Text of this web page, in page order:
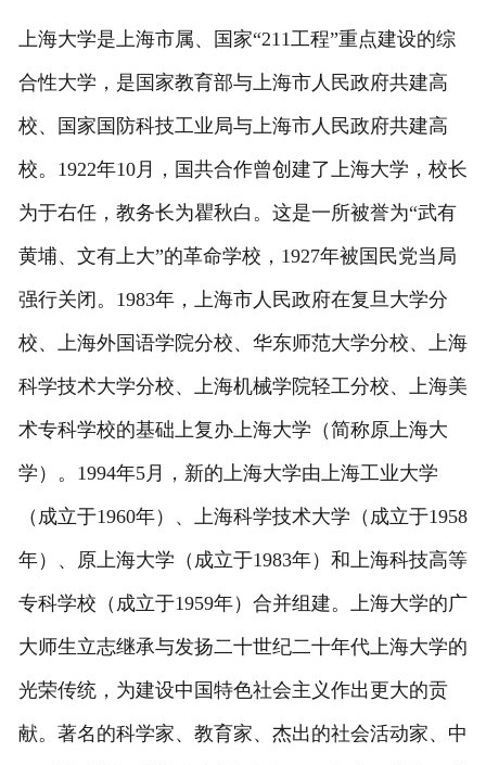
上海大学是上海市属、国家“211工程”重点建设的综
合性大学，是国家教育部与上海市人民政府共建高
校、国家国防科技工业局与上海市人民政府共建高
校。1922年10月，国共合作曾创建了上海大学，校长
为于右任，教务长为瞿秋白。这是一所被誉为“武有
黄埔、文有上大”的革命学校，1927年被国民党当局
强行关闭。1983年，上海市人民政府在复旦大学分
校、上海外国语学院分校、华东师范大学分校、上海
科学技术大学分校、上海机械学院轻工分校、上海美
术专科学校的基础上复办上海大学（简称原上海大
学）。1994年5月，新的上海大学由上海工业大学
（成立于1960年）、上海科学技术大学（成立于1958
年）、原上海大学（成立于1983年）和上海科技高等
专科学校（成立于1959年）合并组建。上海大学的广
大师生立志继承与发扬二十世纪二十年代上海大学的
光荣传统，为建设中国特色社会主义作出更大的贡
献。著名的科学家、教育家、杰出的社会活动家、中